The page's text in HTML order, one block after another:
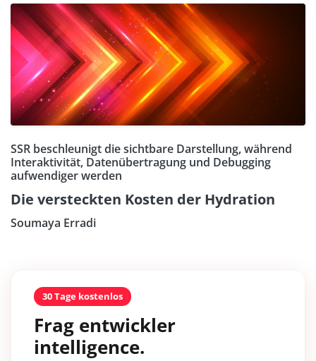
SSR beschleunigt die sichtbare Darstellung, während
Interaktivität, Datenübertragung und Debugging
aufwendiger werden
Die versteckten Kosten der Hydration
Soumaya Erradi
30 Tage kostenlos
Frag entwickler
intelligence.